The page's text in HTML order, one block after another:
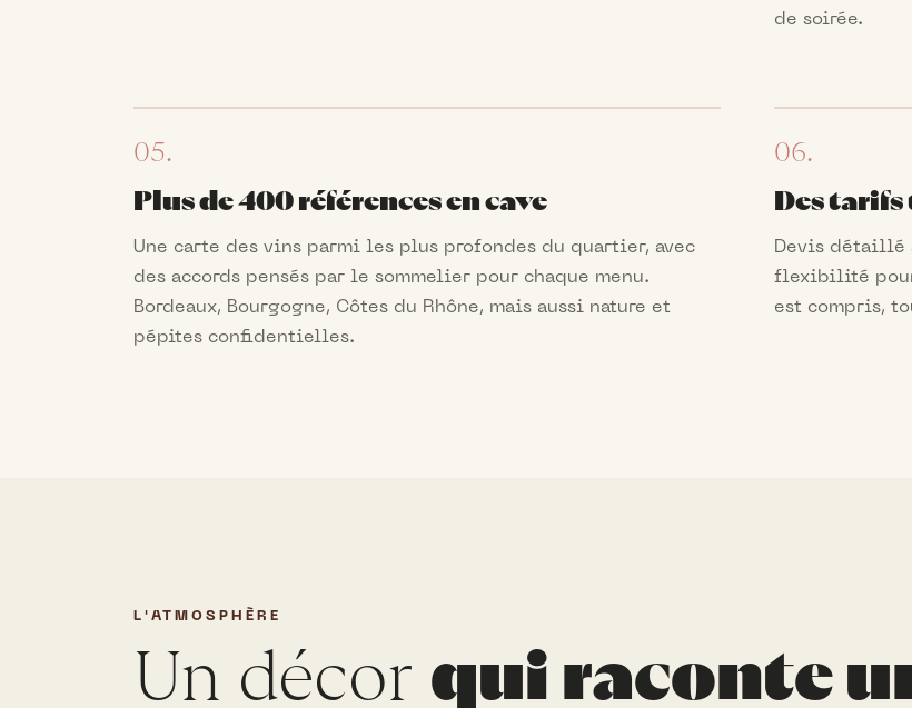
de soirée.
05.
Plus de 400 références en cave
Une carte des vins parmi les plus profondes du quartier, avec
des accords pensés par le sommelier pour chaque menu.
Bordeaux, Bourgogne, Côtes du Rhône, mais aussi nature et
pépites confidentielles.
06.
Des
Devis détaillé
flexibilité pour
est compris,
L'ATMOSPHÈRE
Un décor qui raconte